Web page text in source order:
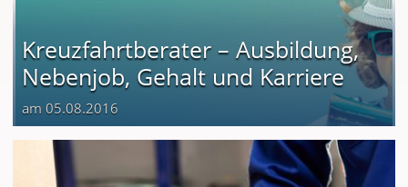
Kreuzfahrtberater – Ausbildung,
Nebenjob, Gehalt und Karriere
am 05.08.2016